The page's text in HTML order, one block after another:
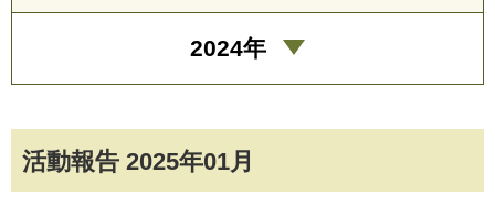
活動報告 2025年01月
2024年